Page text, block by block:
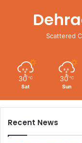
Scattered
30 ℃
Sat
30 ℃
Sun
Recent News